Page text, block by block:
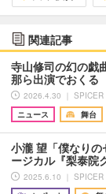
関連記事
寺山修司の幻の戯
那ら出演でおく
2026.4.30 ｜ SPICER
ニュース
舞台
小瀧 望「僕なり
ージカル『梨泰院
2025.6.10 ｜ SPICER